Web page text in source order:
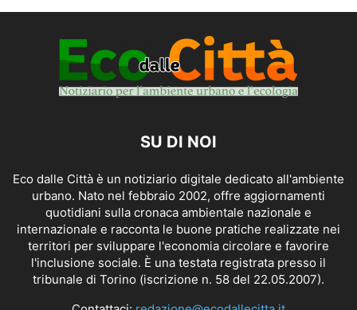
SU DI NOI
Eco dalle Città è un notiziario digitale dedicato all'ambiente
urbano. Nato nel febbraio 2002, offre aggiornamenti
quotidiani sulla cronaca ambientale nazionale e
internazionale e racconta le buone pratiche realizzate nei
territori per sviluppare l'economia circolare e favorire
l'inclusione sociale. È una testata registrata presso il
tribunale di Torino (iscrizione n. 58 del 22.05.2007).